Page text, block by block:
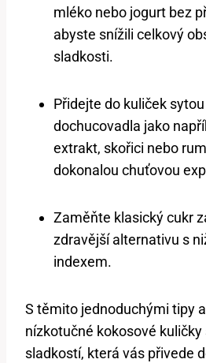
mléko nebo jogurt bez
abyste snížili celkový
sladkosti.
Přidejte do kuliček
dochucovadla jako
extrakt, skořici nebo
dokonalou chuťovou
Zaměňte klasický cukr
zdravější alternativu s
indexem.
S těmito jednoduchými tipy
nízkotučné kokosové
sladkostí, která vás přivede